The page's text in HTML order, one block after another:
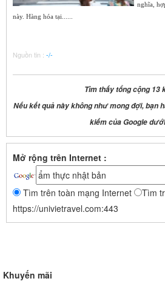
nghĩa,
này. Hàng hóa tại......
Nguồn tin : -/-
Tìm thấy tổng cộng 13
Nếu kết quả này không như mong đợi, bạn
kiếm của Google
Mở rộng trên Internet :
Tìm trên toàn mạng Internet
Tìm
https://univietravel.com:443
Khuyến mãi